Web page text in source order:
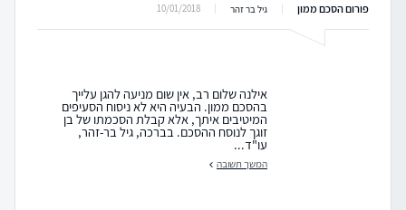
פורום הסכם ממון גיל בר זהר 10/01/2018
אילנה שלום רב, אין שום מניעה להגן עלייך
בהסכם ממון. הבעיה היא לא ניסוח הסעיפים
המיטיבים איתך, אלא קבלת הסכמתו של בן
זוגך לנוסח ההסכם. בברכה, גיל בר-זהר,
עו"ד...
המשך תשובה